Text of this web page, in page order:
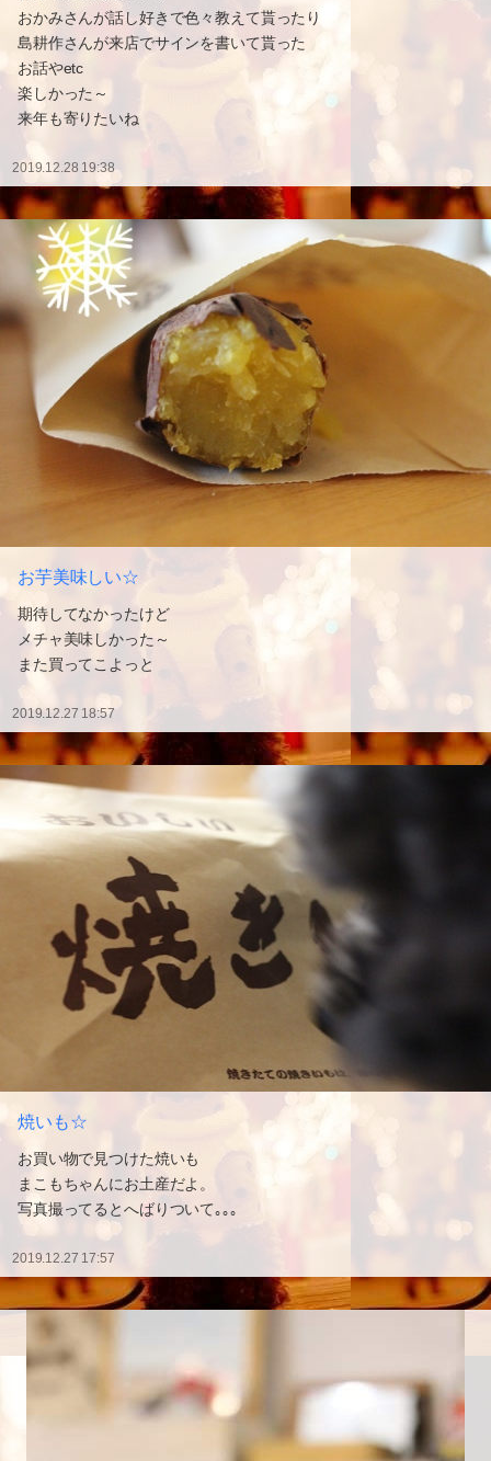
おかみさんが話し好きで色々教えて貰ったり
島耕作さんが来店でサインを書いて貰った
お話やetc
楽しかった～
来年も寄りたいね
2019.12.28 19:38
お芋美味しい☆
期待してなかったけど
メチャ美味しかった～
また買ってこよっと
2019.12.27 18:57
焼いも☆
お買い物で見つけた焼いも
まこもちゃんにお土産だよ。
写真撮ってるとへばりついて｡｡｡
2019.12.27 17:57